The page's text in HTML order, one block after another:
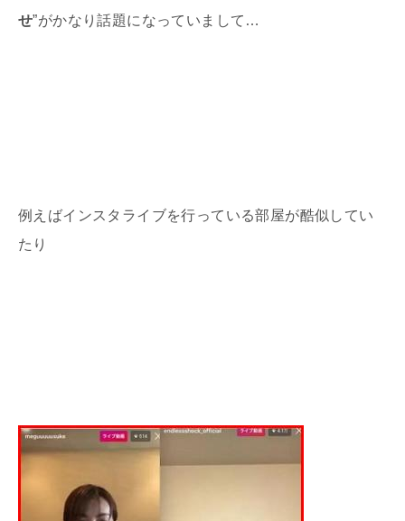
せ”がかなり話題になっていまして…
例えばインスタライブを行っている部屋が酷似してい
たり